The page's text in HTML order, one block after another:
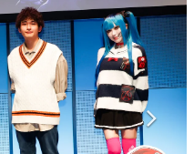
がゲームの魅力を画面や操作の
していく、硬派で骨太な評論連載
スボス」… ゲームにまつわる言葉
ンピューター文化史研究家・タ